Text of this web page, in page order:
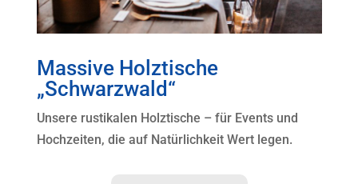
Massive Holztische
„Schwarzwald“
Unsere rustikalen Holztische – für Events und
Hochzeiten, die auf Natürlichkeit Wert legen.